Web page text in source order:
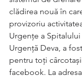
clădirea nouă în
provizoriu
Urgențe a
Urgență Deva, a
pentru toți
facebook. La